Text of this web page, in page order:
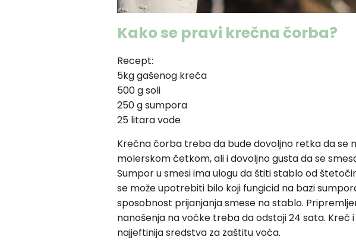
Kako se pravi krečna čorba?
Recept:
5kg gašenog kreča
500 g soli
250 g sumpora
25 litara vode
Krečna čorba treba da bude dovoljno retka da se
molerskom četkom, ali i dovoljno gusta da se
Sumpor u smesi ima ulogu da štiti stablo od
se može upotrebiti bilo koji fungicid na bazi
sposobnost prijanjanja smese na stablo.
nanošenja na voćke treba da odstoji 24 sata. Kreč
najjeftinija sredstva za zaštitu voća.